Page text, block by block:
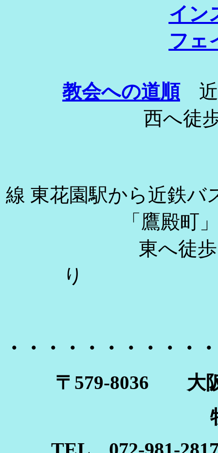
イン
フェ
教会への道順
西へ
線 東花園駅から近鉄
「鷹殿町
東へ徒歩２
・・・・・・・・・・
〒579‐8036 大阪